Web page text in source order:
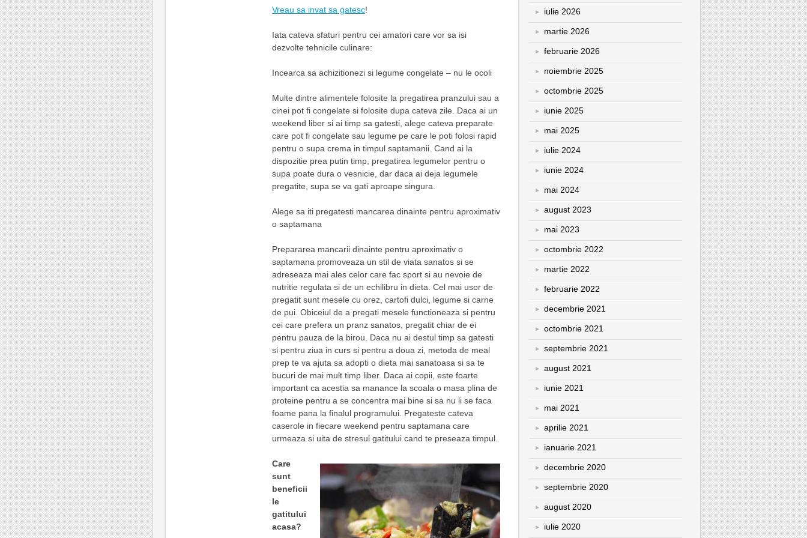
Vreau sa invat sa gatesc!
Iata cateva sfaturi pentru cei amatori care vor sa isi
dezvolte tehnicile culinare:
Incearca sa achizitionezi si legume congelate – nu le ocoli
Multe dintre alimentele folosite la pregatirea pranzului sau a
cinei pot fi congelate si folosite dupa cateva zile. Daca ai un
weekend liber si ai timp sa gatesti, alege cateva preparate
care pot fi congelate sau legume pe care le poti folosi rapid
pentru o supa crema in timpul saptamanii. Cand ai la
dispozitie prea putin timp, pregatirea legumelor pentru o
supa poate dura o vesnicie, dar daca ai deja legumele
pregatite, supa se va gati aproape singura.
Alege sa iti pregatesti mancarea dinainte pentru aproximativ
o saptamana
Prepararea mancarii dinainte pentru aproximativ o
saptamana promoveaza un stil de viata sanatos si se
adreseaza mai ales celor care fac sport si au nevoie de
nutritie regulata si de un echilibru in dieta. Cel mai usor de
pregatit sunt mesele cu orez, cartofi dulci, legume si carne
de pui. Obiceiul de a pregati mesele functioneaza si pentru
cei care prefera un pranz sanatos, pregatit chiar de ei
pentru pauza de la birou. Daca nu ai destul timp sa gatesti
si pentru ziua in curs si pentru a doua zi, metoda de meal
prep te va ajuta sa adopti o dieta mai sanatoasa si sa te
bucuri de mai mult timp liber. Daca ai copii, este foarte
important ca acestia sa manance la scoala o masa plina de
proteine pentru a se concentra mai bine si sa nu li se faca
foame pana la finalul programului. Pregateste cateva
caserole in fiecare weekend pentru saptamana care
urmeaza si uita de stresul gatitului cand te preseaza timpul.
Care
sunt
beneficii
le
gatitului
acasa?
iulie 2026
martie 2026
februarie 2026
noiembrie 2025
octombrie 2025
iunie 2025
mai 2025
iulie 2024
iunie 2024
mai 2024
august 2023
mai 2023
octombrie 2022
martie 2022
februarie 2022
decembrie 2021
octombrie 2021
septembrie 2021
august 2021
iunie 2021
mai 2021
aprilie 2021
ianuarie 2021
decembrie 2020
septembrie 2020
august 2020
iulie 2020